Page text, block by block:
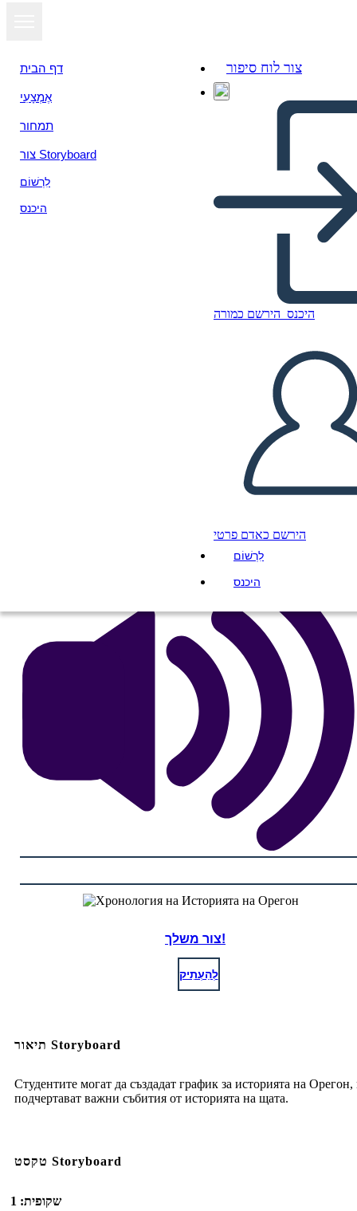
דף הבית
אֶמְצָעִי
תמחור
צור Storyboard
לִרְשׁוֹם
היכנס
צור לוח סיפור
היכנס הירשם כמורה
הירשם כאדם פרטי
לִרְשׁוֹם
היכנס
Хронология на Историята
צור משלך!
לְהַעְתִיק
תיאור Storyboard
Студентите могат да създадат график за историята на Орегон,
подчертават важни събития от историята на щата.
טקסט Storyboard
שקופית: 1